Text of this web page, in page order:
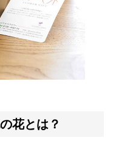
花とは？